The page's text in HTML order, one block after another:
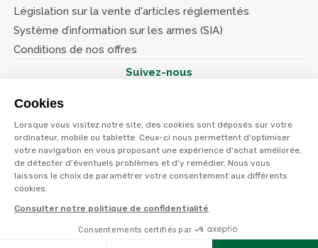
Cookies
Lorsque vous visitez notre site, des cookies sont déposés sur votre
ordinateur, mobile ou tablette. Ceux-ci nous permettent d'optimiser
votre navigation en vous proposant une expérience d'achat améliorée,
de détecter d'éventuels problèmes et d'y remédier. Nous vous
laissons le choix de paramétrer votre consentement aux différents
cookies.
Consulter notre politique de confidentialité
Consentements certifiés par
Législation sur la vente d'articles réglementés
Système d’information sur les armes (SIA)
Conditions de nos offres
Suivez-nous
© Terres et eaux 2026
Politique de confidentialité
Mentions légales
CGV